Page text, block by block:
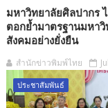
มหาวิทยาลัยศิลปากร
ตอกย้ำมาตรฐานมหา
สังคมอย่างยั่งยืน
สำนักข่าวพิมพ์ไทย
ประชาสัมพันธ์